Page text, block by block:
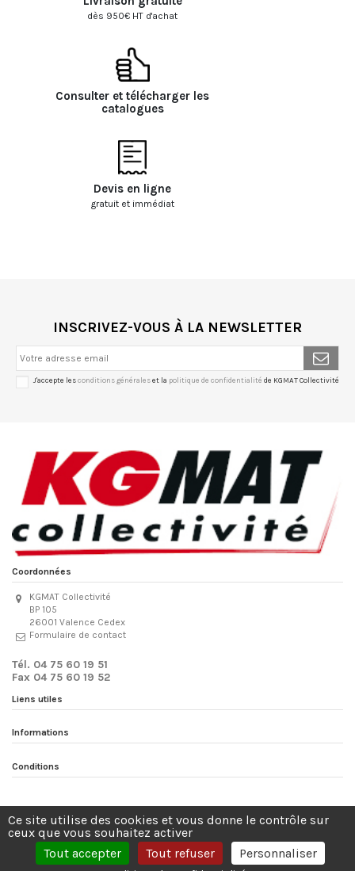
dès 950€ HT d'achat
Consulter et télécharger les
catalogues
Devis en ligne
gratuit et immédiat
INSCRIVEZ-VOUS À LA NEWSLETTER
J'accepte lesconditions généraleset la politique de confidentialité de KGMAT Collectivité
Coordonnées
KGMAT Collectivité
BP 105
26001 Valence Cedex
Formulaire de contact
Tél. 04 75 60 19 51
Fax 04 75 60 19 52
Liens utiles
Informations
Conditions
RéalisationTout Simplement Digital
Ce site utilise des cookies et vous donne le contrôle sur
ceux que vous souhaitez activer
Tout accepter
Tout refuser Personnaliser